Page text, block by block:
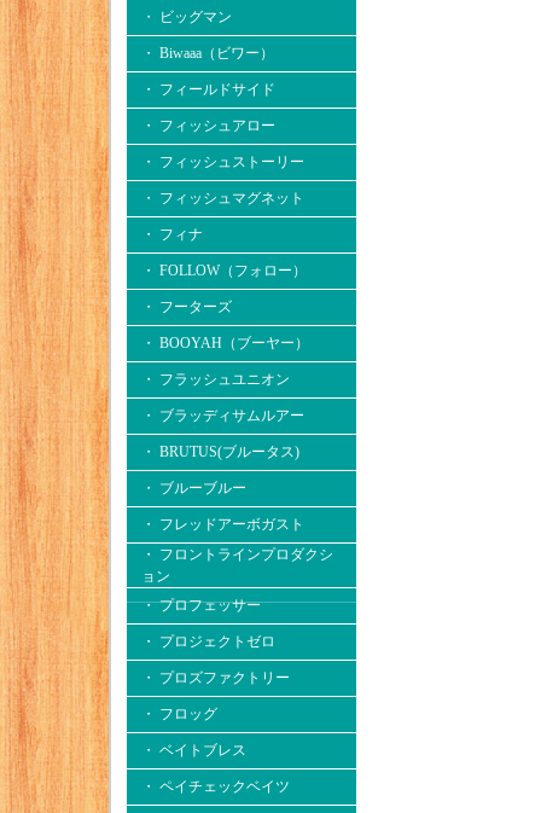
・ ビッグマン
・ Biwaaa（ビワー）
・ フィールドサイド
・ フィッシュアロー
・ フィッシュストーリー
・ フィッシュマグネット
・ フィナ
・ FOLLOW（フォロー）
・ フーターズ
・ BOOYAH（ブーヤー）
・ フラッシュユニオン
・ ブラッディサムルアー
・ BRUTUS(ブルータス)
・ ブルーブルー
・ フレッドアーボガスト
・ フロントラインプロダクシ
ョン
・ プロフェッサー
・ プロジェクトゼロ
・ プロズファクトリー
・ フロッグ
・ ベイトブレス
・ ペイチェックベイツ